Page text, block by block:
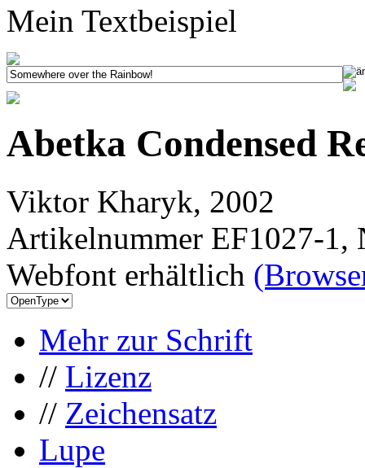
Mein Textbeispiel
Abetka Condensed
Viktor Kharyk, 2002
Artikelnummer EF1027-1,
Webfont erhältlich
Mehr zur Schrift
// Lizenz
// Zeichensatz
Lupe